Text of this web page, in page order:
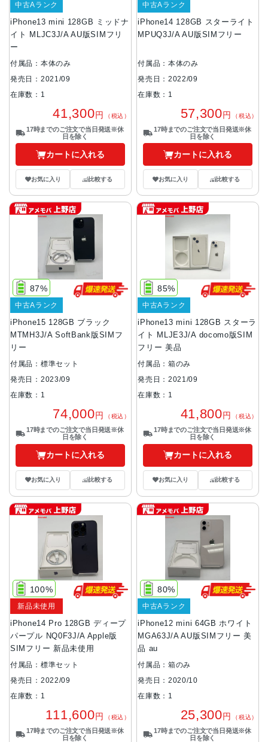
iPhone13 mini 128GB ミッドナ
イト MLJC3J/A AU版SIMフリ
ー
中古Aランク
付属品：本体のみ
発売日：2021/09
在庫数：1
41,300円 （税込）
17時までのご注文で当日発送※休
日を除く
カートに入れる
お気に入り 比較する
iPhone14 128GB スターライト
MPUQ3J/A AU版SIMフリー
中古Aランク
付属品：本体のみ
発売日：2022/09
在庫数：1
57,300円 （税込）
17時までのご注文で当日発送※休
日を除く
カートに入れる
お気に入り 比較する
iPhone15 128GB ブラック
MTMH3J/A SoftBank版SIMフ
リー
87%
中古Aランク
付属品：標準セット
発売日：2023/09
在庫数：1
74,000円 （税込）
17時までのご注文で当日発送※休
日を除く
カートに入れる
お気に入り 比較する
iPhone13 mini 128GB スターラ
イト MLJE3J/A docomo版SIM
フリー 美品
85%
中古Aランク
付属品：箱のみ
発売日：2021/09
在庫数：1
41,800円 （税込）
17時までのご注文で当日発送※休
日を除く
カートに入れる
お気に入り 比較する
iPhone14 Pro 128GB ディープ
パープル NQ0F3J/A Apple版
SIMフリー 新品未使用
100%
新品未使用
付属品：標準セット
発売日：2022/09
在庫数：1
111,600円 （税込）
17時までのご注文で当日発送※休
日を除く
iPhone12 mini 64GB ホワイト
MGA63J/A AU版SIMフリー 美
品 au
80%
中古Aランク
付属品：箱のみ
発売日：2020/10
在庫数：1
25,300円 （税込）
17時までのご注文で当日発送※休
日を除く